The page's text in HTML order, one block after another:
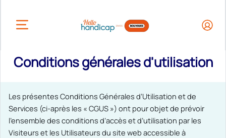
HEADER.OPEN_BUTTON
Conditions générales d'utilisation
Les présentes Conditions Générales d’Utilisation et de
Services (ci-après les « CGUS ») ont pour objet de prévoir
l’ensemble des conditions d’accès et d’utilisation par les
Visiteurs et les Utilisateurs du site web accessible à